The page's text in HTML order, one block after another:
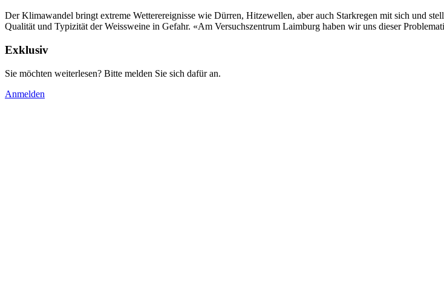
Der Klimawandel bringt extreme Wetterereignisse wie Dürren, Hitzewellen, aber auch Starkregen mit sich und
Qualität und Typizität der Weissweine in Gefahr. «Am Versuchszentrum Laimburg haben wir uns dieser
Exklusiv
Sie möchten weiterlesen? Bitte melden Sie sich dafür an.
Anmelden